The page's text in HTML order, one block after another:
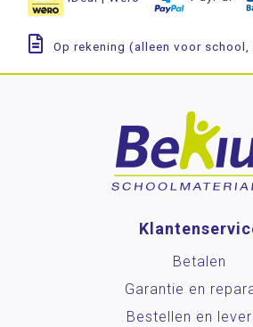
Op rekening (alleen voor
Betalen
Garantie en
Bestellen en